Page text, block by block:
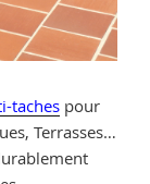
taches pour
Terrasses…